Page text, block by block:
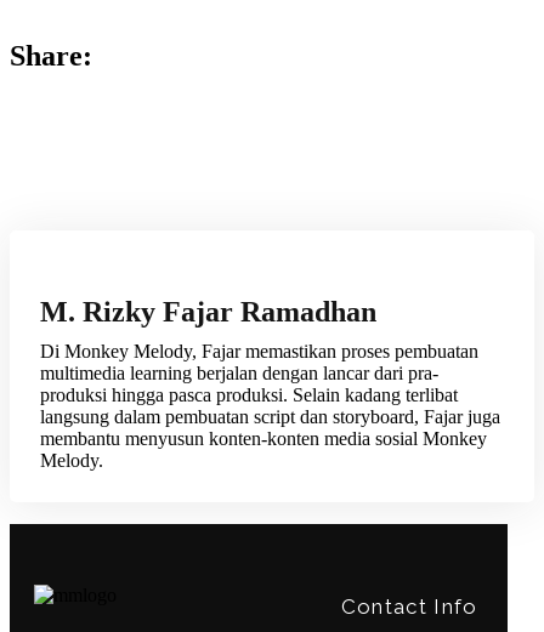
Share:
M. Rizky Fajar Ramadhan
Di Monkey Melody, Fajar memastikan proses pembuatan
multimedia learning berjalan dengan lancar dari pra-
produksi hingga pasca produksi. Selain kadang terlibat
langsung dalam pembuatan script dan storyboard, Fajar juga
membantu menyusun konten-konten media sosial Monkey
Melody.
Contact Info